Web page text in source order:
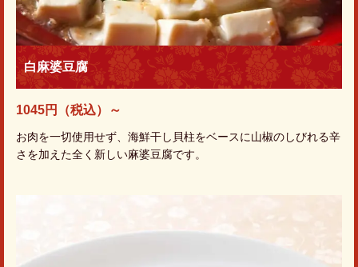
白麻婆豆腐
1045円（税込）～
お肉を一切使用せず、海鮮干し貝柱をベースに山椒のしびれる辛
さを加えた全く新しい麻婆豆腐です。